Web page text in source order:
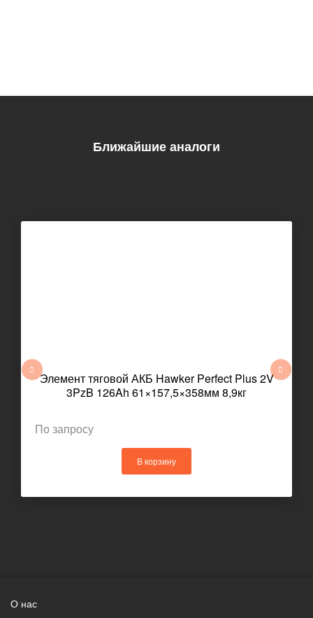
Ближайшие аналоги
Элемент тяговой АКБ Hawker Perfect Plus 2V
3PzB 126Ah 61×157,5×358мм 8,9кг
По запросу
В корзину
О нас